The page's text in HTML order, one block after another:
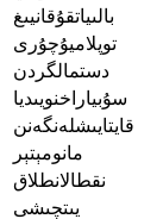
بالىياتقۇقانيىغ
توپلاميۇچۇرى
دستمالگردن
سۇبياراخنويىديا
قايتايىشلەنگەنن
مانومېتېر
نقطالانطلاق
يىتچىشى